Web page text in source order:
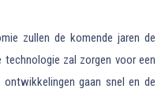
zullen de komende jaren de
technologie zal zorgen voor een
ontwikkelingen gaan snel en de